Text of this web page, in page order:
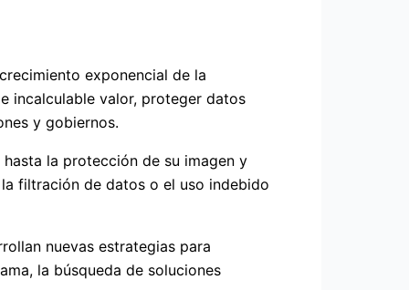
exponencial de la
incalculable valor, proteger datos
y gobiernos.
la protección de su imagen y
filtración de datos o el uso indebido
nuevas estrategias para
la búsqueda de soluciones